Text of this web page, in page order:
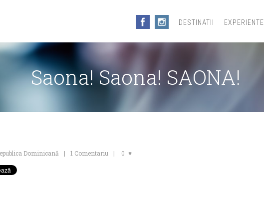
DESTINATII EXPERIENTE
Saona! Saona! SAONA!
Dominicană 1 Comentariu 0